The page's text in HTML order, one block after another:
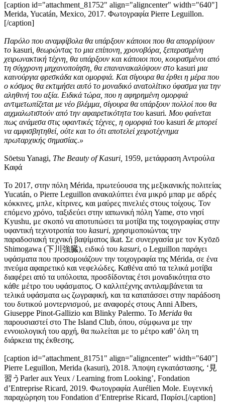
[caption id="attachment_81752" align="aligncenter" width="640"]
Merida, Yucatán, Mexico, 2017. Φωτογραφία Pierre Leguillon.
[/caption]
Παρόλο που αναμφίβολα θα υπάρξουν κάποιοι που θα απορρίψουν
το kasuri , θεωρώντας το μια επίπονη, χρονοβόρα, ξεπερασμένη
χειρωνακτική τέχνη, θα υπάρξουν και κάποιοι που, κουρασμένοι από
τη σύγχρονη μηχανοποίηση, θα επανανακαλύψουν στο kasuri μια
καινούργια φρεσκάδα και ομορφιά. Και σίγουρα θα έρθει η μέρα που
ο κόσμος θα εκτιμήσει αυτό το μοναδικό ανατολίτικο ύφασμα για την
αληθινή του αξία. Ειδικά τώρα, που η αφηρημένη ομορφιά
αντιμετωπίζεται με νέο βλέμμα, σίγουρα θα υπάρξουν πολλοί που θα
αιχμαλωτιστούν από την αφαιρετικότητα του kasuri. Μου φαίνεται
πως ανάμεσα στις υφαντικές τέχνες, η ομορφιά του kasuri δε μπορεί
να αμφισβητηθεί, ούτε και το ότι αποτελεί χειροτέχνημα
πρωταρχικής σημασίας.»
Sōetsu Yanagi, The Beauty of Kasuri, 1959, μετάφραση Αντρούλα
Καφά
Το 2017, στην πόλη Mérida, πρωτεύουσα της μεξικανικής πολιτείας
Yucatán, ο Pierre Leguillon ανακαλύπτει ένα μικρό μπαρ με αδρές
κόκκινες, μπλε, κίτρινες, και μαύρες πινελιές στους τοίχους. Τον
επόμενο χρόνο, ταξιδεύει στην ιαπωνική πόλη Yame, στο νησί
Kyushu, με σκοπό να αποτυπώσει τα μοτίβα της τοιχογραφίας στην
υφαντική τεχνοτροπία του kasuri, χρησιμοποιώντας την
παραδοσιακή τεχνική βαψίματος ikat. Σε συνεργασία με τον Kyōzō
Shimogawa (下川強臓), ειδικό του kasuri, ο Leguillon παράγει
υφάσματα που προσομοιάζουν την τοιχογραφία της Mérida, σε ένα
πνεύμα αφαιρετικό και νεφελώδες. Καθένα από τα τελικά μοτίβα
διαφέρει από τα υπόλοιπα, προσδίδοντας έτσι μοναδικότητα στο
κάθε μέτρο του υφάσματος. Ο καλλιτέχνης αντιλαμβάνεται τα
τελικά υφάσματα ως ζωγραφική, και τα κατατάσσει στην παράδοση
του δυτικού μοντερνισμού, με αναφορές στους Anni Albers,
Giuseppe Pinot-Gallizio και Blinky Palermo. Το Merida θα
παρουσιαστεί στο The Island Club, όπου, σύμφωνα με την
εννοιολογική του αρχή, θα πωλείται με το μέτρο καθ’ όλη τη
διάρκεια της έκθεσης.
[caption id="attachment_81751" align="aligncenter" width="640"]
Pierre Leguillon, Merida (kasuri), 2018. Άποψη εγκατάστασης, ‘見
習うParler aux Yeux / Learning from Looking’, Fondation
d’Entreprise Ricard, 2019. Φωτογραφία Aurélien Mole. Eυγενική
παραχώρηση του Fondation d’Εntreprise Ricard, Παρίσι.[/caption]